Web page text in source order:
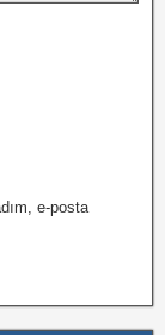
e-posta